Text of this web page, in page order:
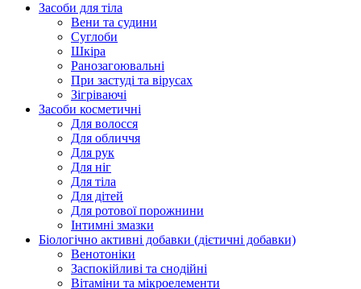
Засоби для тіла
Вени та судини
Суглоби
Шкіра
Ранозагоювальні
При застуді та вірусах
Зігріваючі
Засоби косметичні
Для волосся
Для обличчя
Для рук
Для ніг
Для тіла
Для дітей
Для ротової порожнини
Інтимні змазки
Біологічно активні добавки (дієтичні добавки)
Венотоніки
Заспокійливі та снодійні
Вітаміни та мікроелементи